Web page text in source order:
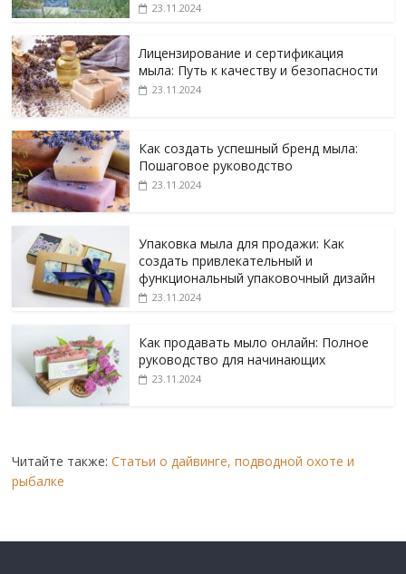
23.11.2024
Лицензирование и сертификация
мыла: Путь к качеству и безопасности
23.11.2024
Как создать успешный бренд мыла:
Пошаговое руководство
23.11.2024
Упаковка мыла для продажи: Как
создать привлекательный и
функциональный упаковочный дизайн
23.11.2024
Как продавать мыло онлайн: Полное
руководство для начинающих
23.11.2024
Читайте также:Статьи о дайвинге, подводной охоте и
рыбалке